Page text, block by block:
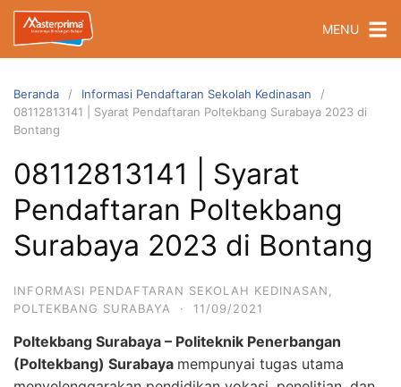
Langsung
konten
MENU
Beranda
Informasi Pendaftaran Sekolah Kedinasan
08112813141 | Syarat Pendaftaran Poltekbang Surabaya 2023 di
Bontang
08112813141 | Syarat
Pendaftaran Poltekbang
Surabaya 2023 di Bontang
INFORMASI PENDAFTARAN SEKOLAH KEDINASAN
POLTEKBANG SURABAYA
· 11/09/2021
Poltekbang Surabaya – Politeknik Penerbangan
(Poltekbang) Surabaya mempunyai tugas utama